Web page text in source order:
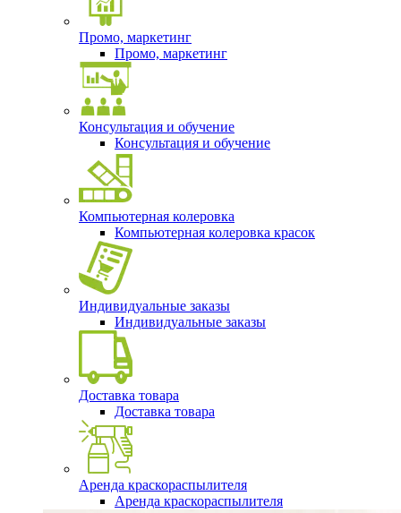
Промо, маркетинг
Промо, маркетинг
Консультация и обучение
Консультация и обучение
Компьютерная колеровка
Компьютерная колеровка красок
Индивидуальные заказы
Индивидуальные заказы
Доставка товара
Доставка товара
Аренда краскораспылителя
Аренда краскораспылителя